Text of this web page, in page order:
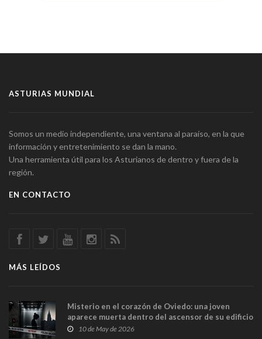
ASTURIAS MUNDIAL
Somos un medio independiente, una ventana al paraíso, en la que
información y entretenimiento se dan la mano.
Una herramienta útil para los Asturianos de dentro y fuera de la
región.
EN CONTACTO
MÁS LEÍDOS
Misterio en el corazón de Oviedo: una joven
aparece muerta dentro del ascensor de su edificio
y las cámaras captan sus últimos minutos
10 de May de 2026